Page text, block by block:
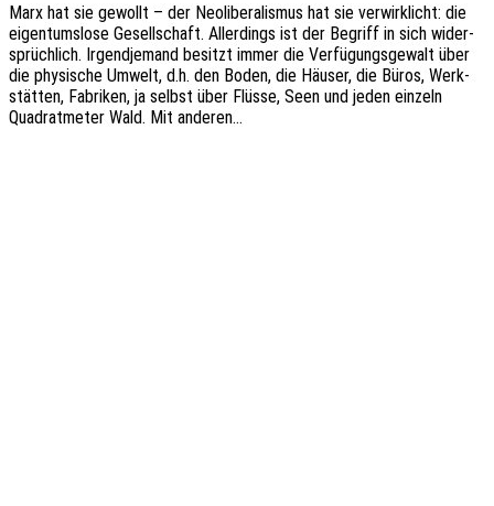
Marx hat sie gewollt – der Neoli­be­ra­lis­mus hat sie verwirk­licht: die
eigen­tums­lo­se Gesell­schaft. Aller­dings ist der Begriff in sich wider­
sprüch­lich. Irgend­je­mand besitzt immer die Verfü­gungs­ge­walt über
die physi­sche Umwelt, d.h. den Boden, die Häuser, die Büros, Werk­
stät­ten, Fabri­ken, ja selbst über Flüsse, Seen und jeden einzeln
Quadrat­me­ter Wald. Mit anderen…